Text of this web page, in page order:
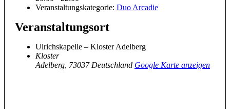
Veranstaltungskategorie: Duo Arcadie
Veranstaltungsort
Ulrichskapelle – Kloster Adelberg
Kloster
Adelberg 73037 Deutschland Google Karte anzeigen